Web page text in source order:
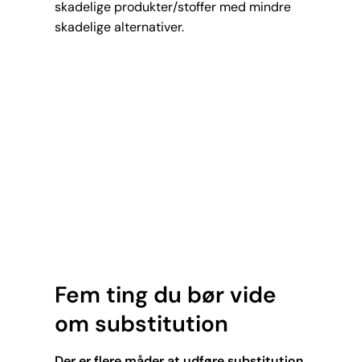
skadelige produkter/stoffer med mindre
skadelige alternativer.
Fem ting du bør vide
om substitution